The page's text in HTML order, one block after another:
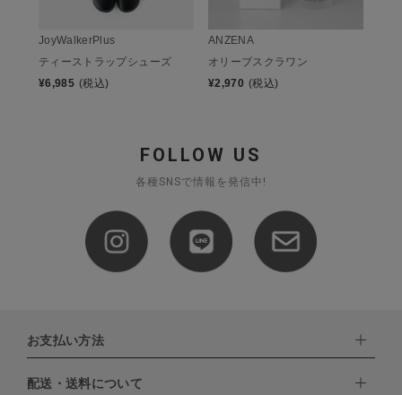
JoyWalkerPlus
ティーストラップシューズ
¥6,985 (税込)
ANZENA
オリーブスクラワン
¥2,970 (税込)
FOLLOW US
各種SNSで情報を発信中!
お支払い方法
下記お支払い方法よりお選びいただけます。
配送・送料について